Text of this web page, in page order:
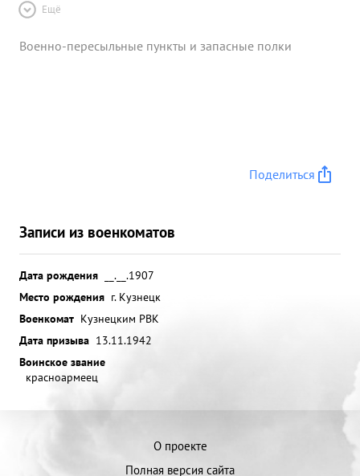
Ещё
Военно-пересыльные пункты и запасные полки
Поделиться
Записи из военкоматов
Дата рождения
__.__.1907
Место рождения г. Кузнецк
Военкомат Кузнецким РВК
Дата призыва 13.11.1942
Воинское звание
красноармеец
О проекте
Полная версия сайта